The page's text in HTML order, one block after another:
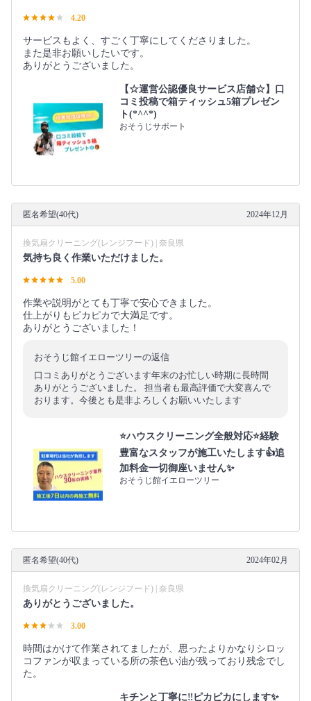
4.20
サービスもよく、すごく丁寧にしてくださりました。
また是非お願いしたいです。
ありがとうございました。
【☆運営公認優良サービス店舗☆】口
コミ投稿で箱ティッシュ5箱プレゼン
ト(*^^*)
おそうじサポート
匿名希望(40代) 2024年12月
換気扇クリーニング(レンジフード) | 奈良県
気持ち良く作業いただけました。
5.00
作業や説明がとても丁寧で安心できました。
仕上がりもピカピカで大満足です。
ありがとうございました！
おそうじ館イエローツリーの返信
口コミありがとうございます年末のお忙しい時期に長時間
ありがとうございました。 担当者も最高評価で大変喜んで
おります。今後とも是非よろしくお願いいたします
⭐ハウスクリーニング全般対応⭐経験
豊富なスタッフが施工いたします👍追
加料金一切御座いません✨
おそうじ館イエローツリー
匿名希望(40代) 2024年02月
換気扇クリーニング(レンジフード) | 奈良県
ありがとうございました。
3.00
時間はかけて作業されてましたが、思ったよりかなりシロッ
コファンが収まっている所の茶色い油が残っており残念でし
た。
キチンと丁寧に‼︎ピカピカにします✨